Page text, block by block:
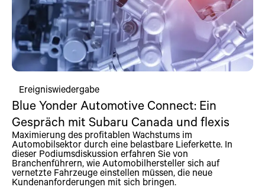
Ereigniswiedergabe
Blue Yonder Automotive Connect: Ein
Gespräch mit Subaru Canada und flexis
Maximierung des profitablen Wachstums im
Automobilsektor durch eine belastbare Lieferkette. In
dieser Podiumsdiskussion erfahren Sie von
Branchenführern, wie Automobilhersteller sich auf
vernetzte Fahrzeuge einstellen müssen, die neue
Kundenanforderungen mit sich bringen.